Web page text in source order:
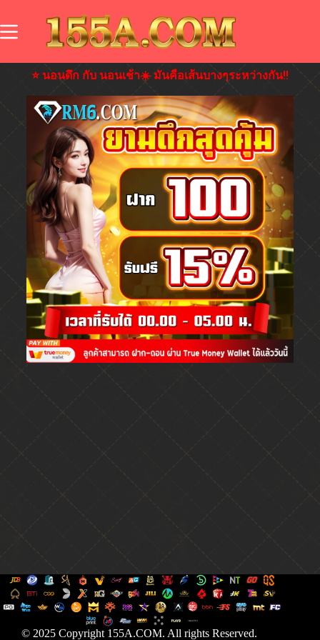
⭐️ นอนดึก กับ นอนเช้า☀️ มันคือเส้นบางๆระหว่างกัน‼️
© 2025 Copyright 155A.COM. All rights Reserved.